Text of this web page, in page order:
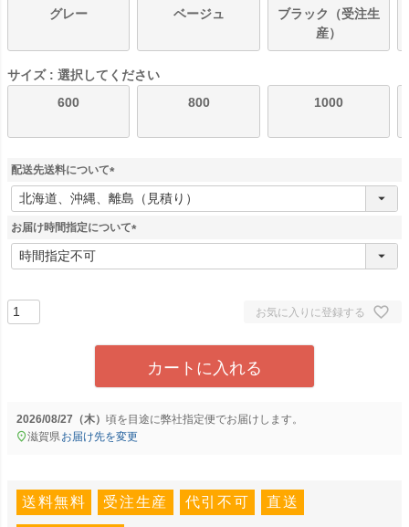
グレー ベージュ
ブラック（受注生
産）
サイズ
選択してください
600
800 1000
配送先送料について
(
必
須
お届け時間指定について
(
お気に入りに登録する
カートに入れる
2026/08/27（木） に弊社指定便でお届けします。
滋賀県 お届け先を変更
送料無料 受注生産 代引不可 直送